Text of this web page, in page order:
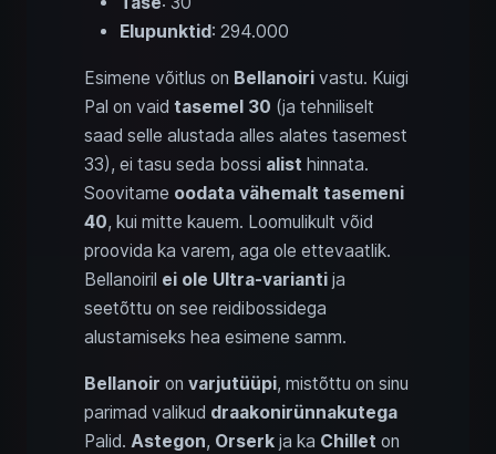
Elupunktid : 294.000
Esimene võitlus on Bellanoiri vastu. Kuigi
Pal on vaid tasemel 30 (ja tehniliselt
saad selle alustada alles alates tasemest
33), ei tasu seda bossi alist hinnata.
Soovitame oodata vähemalt tasemeni
40, kui mitte kauem. Loomulikult võid
proovida ka varem, aga ole ettevaatlik.
Bellanoiril ei ole Ultra-varianti ja
seetõttu on see reidibossidega
alustamiseks hea esimene samm.
Bellanoir on varjutüüpi, mistõttu on sinu
parimad valikud draakonirünnakutega
Palid. Astegon, Orserk ja ka Chillet on